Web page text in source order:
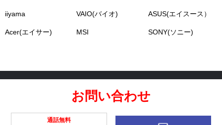
iiyama VAIO(バイオ) ASUS(エイスース）
Acer(エイサー) MSI SONY(ソニー)
お問い合わせ
通話無料